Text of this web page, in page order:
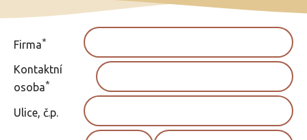
Firma*
Kontaktní
osoba*
Ulice, č.p.